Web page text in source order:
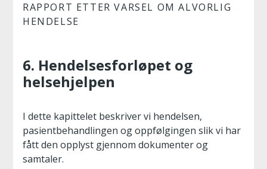
RAPPORT ETTER VARSEL OM ALVORLIG
HENDELSE
6. Hendelsesforløpet og
helsehjelpen
I dette kapittelet beskriver vi hendelsen,
pasientbehandlingen og oppfølgingen slik vi har
fått den opplyst gjennom dokumenter og
samtaler.